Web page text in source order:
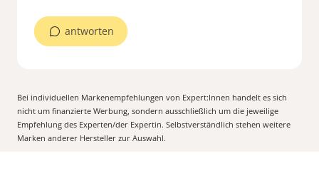
antworten
Bei individuellen Markenempfehlungen von Expert:Innen handelt es sich
nicht um finanzierte Werbung, sondern ausschließlich um die jeweilige
Empfehlung des Experten/der Expertin. Selbstverständlich stehen weitere
Marken anderer Hersteller zur Auswahl.